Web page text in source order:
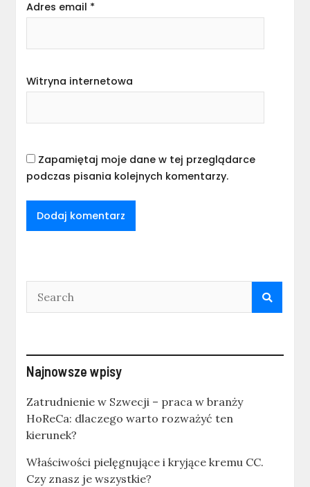
Adres email *
Witryna internetowa
Zapamiętaj moje dane w tej przeglądarce
podczas pisania kolejnych komentarzy.
Najnowsze wpisy
Zatrudnienie w Szwecji – praca w branży
HoReCa: dlaczego warto rozważyć ten
kierunek?
Właściwości pielęgnujące i kryjące kremu CC.
Czy znasz je wszystkie?